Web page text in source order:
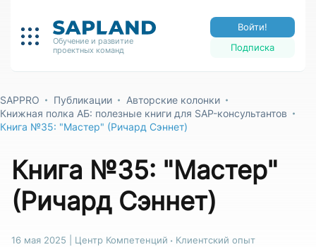
Обучение и развитие
проектных команд
Подписка
Войти!
SAPPRO Публикации
Авторские колонки
Книжная полка АБ: полезные книги для SAP-консультантов
Книга №35: "Мастер" (Ричард Сэннет)
Книга №35: "Мастер"
(Ричард Сэннет)
16 мая 2025 Центр Компетенций Клиентский опыт